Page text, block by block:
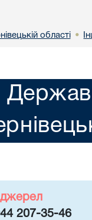
областi •
джерел
207-35-46